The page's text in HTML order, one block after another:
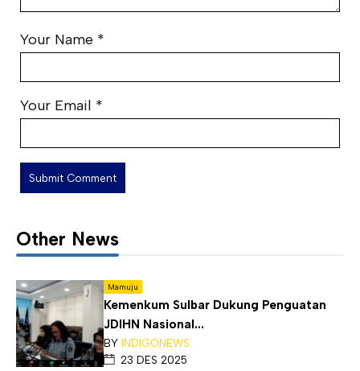
Your Name *
Your Email *
Other News
Mamuju
Kemenkum Sulbar Dukung Penguatan
JDIHN Nasional...
BY INDIGONEWS
23 DES 2025